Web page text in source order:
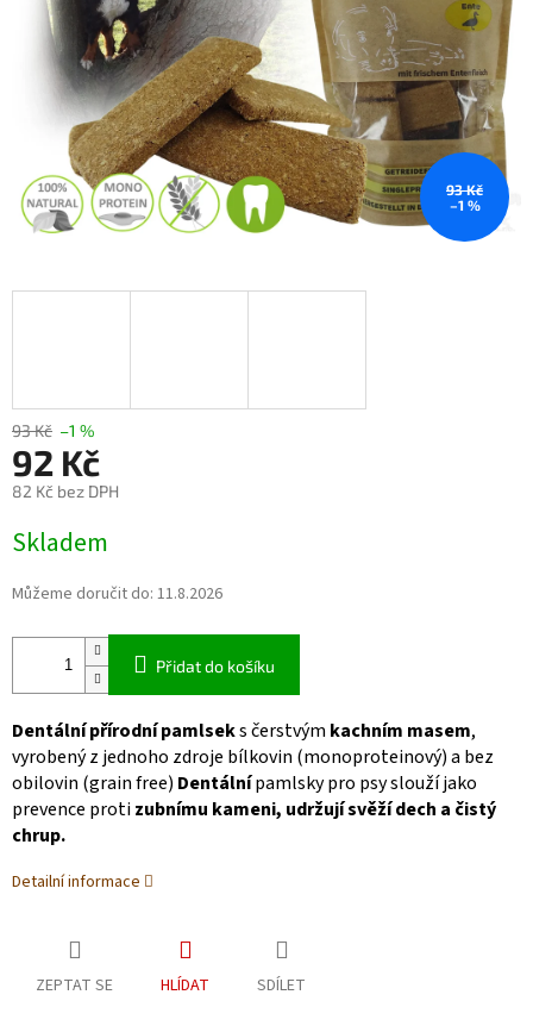
93 Kč
–1 %
93 Kč –1 %
92 Kč
82 Kč bez DPH
cena:
Skladem
Můžeme doručit do: 11.8.2026
Přidat do košíku
Dentální přírodní pamlseks čerstvým kachním masem,
vyrobený z jednoho zdroje bílkovin (monoproteinový) a bez
obilovin (grain free) Dentálnípamlsky pro psy slouží jako
prevence protizubnímu kameni, udržují svěží dech a čistý
chrup.
Detailní informace
ZEPTAT SE HLÍDAT SDÍLET